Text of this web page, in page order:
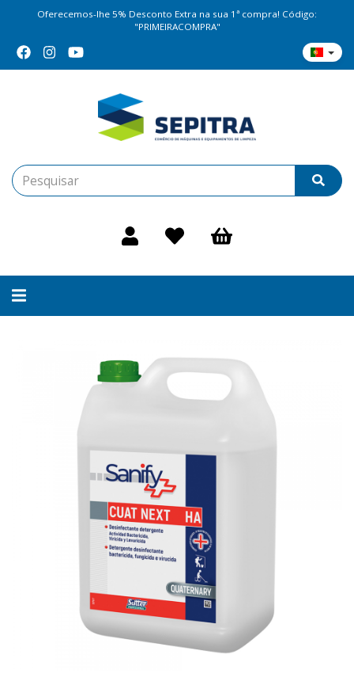
Oferecemos-lhe 5% Desconto Extra na sua 1ª compra! Código:
"PRIMEIRACOMPRA"
Alternar